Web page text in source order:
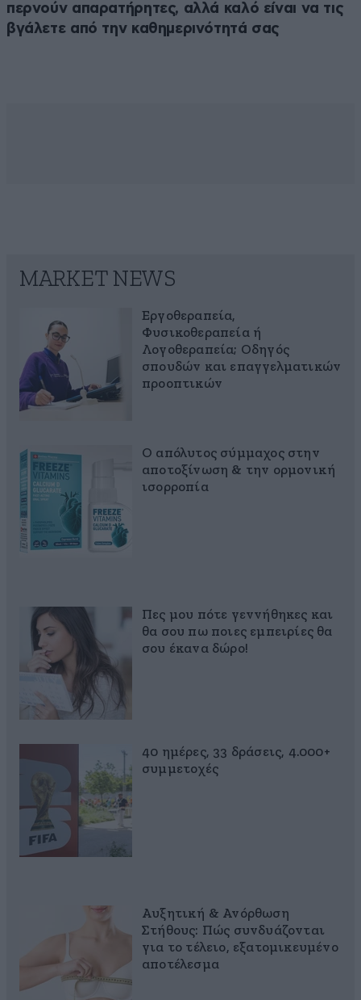
περνούν απαρατήρητες, αλλά καλό είναι να τις
βγάλετε από την καθημερινότητά σας
MARKET NEWS
Εργοθεραπεία,
Φυσικοθεραπεία ή
Λογοθεραπεία; Οδηγός
σπουδών και επαγγελματικών
προοπτικών
Ο απόλυτος σύμμαχος στην
αποτοξίνωση & την ορμονική
ισορροπία
Πες μου πότε γεννήθηκες και
θα σου πω ποιες εμπειρίες θα
σου έκανα δώρο!
40 ημέρες, 33 δράσεις, 4.000+
συμμετοχές
Αυξητική & Ανόρθωση
Στήθους: Πώς συνδυάζονται
για το τέλειο, εξατομικευμένο
αποτέλεσμα